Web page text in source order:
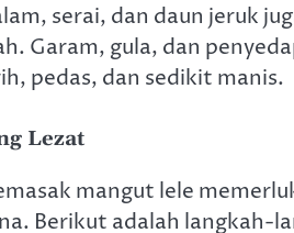
serai, dan daun jeruk
Garam, gula, dan
pedas, dan sedikit manis.
Lezat
mangut lele
Berikut adalah langkah-